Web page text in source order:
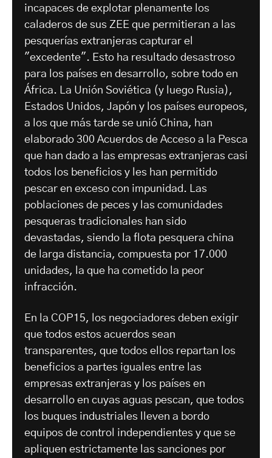
incapaces de explotar plenamente los
caladeros de sus ZEE que permitieran a las
pesquerías extranjeras capturar el
"excedente". Esto ha resultado desastroso
para los países en desarrollo, sobre todo en
África. La Unión Soviética (y luego Rusia),
Estados Unidos, Japón y los países europeos,
a los que más tarde se unió China, han
elaborado 300 Acuerdos de Acceso a la Pesca
que han dado a las empresas extranjeras casi
todos los beneficios y les han permitido
pescar en exceso con impunidad. Las
poblaciones de peces y las comunidades
pesqueras tradicionales han sido
devastadas, siendo la flota pesquera china
de larga distancia, compuesta por 17.000
unidades, la que ha cometido la peor
infracción.
En la COP15, los negociadores deben exigir
que todos estos acuerdos sean
transparentes, que todos ellos repartan los
beneficios a partes iguales entre las
empresas extranjeras y los países en
desarrollo en cuyas aguas pescan, que todos
los buques industriales lleven a bordo
equipos de control independientes y que se
apliquen estrictamente las sanciones por